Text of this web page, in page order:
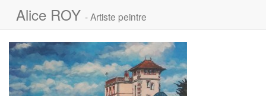
Alice ROY - Artiste peintre